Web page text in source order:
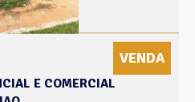
VENDA
E COMERCIAL